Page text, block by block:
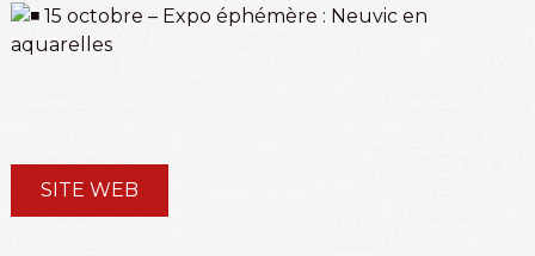
15 octobre – Expo éphémère : Neuvic en
aquarelles
SITE WEB